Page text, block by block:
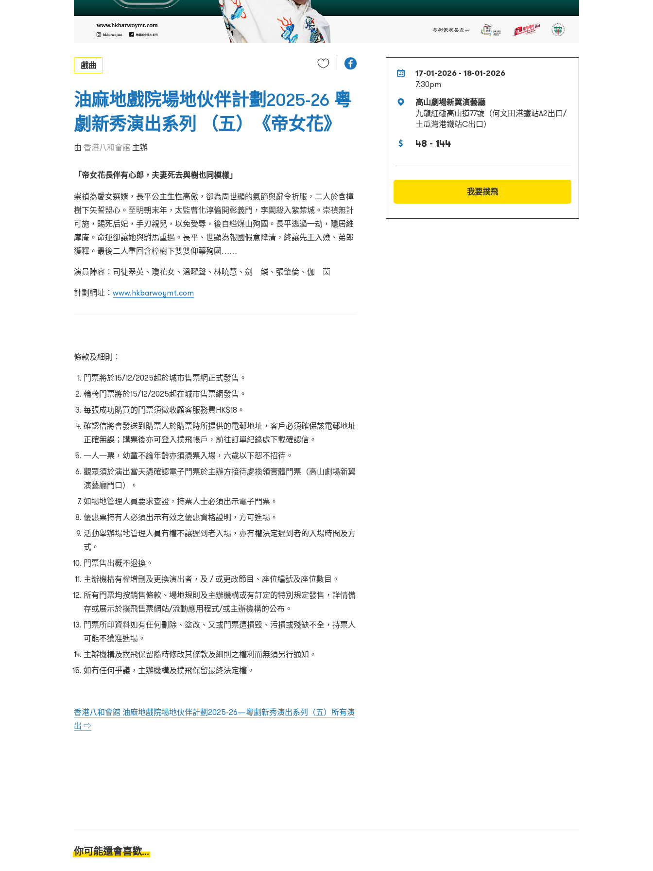
17-01-2026 - 18-01-2026
7:30pm
高山劇場新翼演藝廳
九龍紅磡高山道77號（何文田港鐵站A2出口/
土瓜灣港鐵站C出口）
48 - 144
我要撲飛
戲曲
油麻地戲院場地伙伴計劃2025-26 粵
劇新秀演出系列 （五）《帝女花》
由 香港八和會館 主辦
「帝女花長伴有心郎，夫妻死去與樹也同模樣」
崇禎為愛女選婿，長平公主生性高傲，卻為周世顯的氣節與辭令折服，二人於含樟
樹下矢誓盟心。至明朝末年，太監曹化淳偷開彰義門，李闖殺入紫禁城。崇禎無計
可施，賜死后妃，手刃親兒，以免受辱，後自縊煤山殉國。長平逃過一劫，隱居維
摩庵。命運卻讓她與駙馬重遇。長平、世顯為報國假意降清，終讓先王入殮、弟郎
獲釋。最後二人重回含樟樹下雙雙仰藥殉國……
演員陣容︰司徒翠英、瓊花女、溫曜聲、林曉慧、劍 麟、張肇倫、伽 茵
計劃網址： www.hkbarwoymt.com
條款及細則︰
門票將於15/12/2025起於城市售票網正式發售。
輪椅門票將於15/12/2025起在城市售票網發售。
每張成功購買的門票須徵收顧客服務費HK$18。
確認信將會發送到購票人於購票時所提供的電郵地址，客戶必須確保該電郵地址
正確無誤；購票後亦可登入撲飛帳戶，前往訂單紀錄處下載確認信。
一人一票，幼童不論年齡亦須憑票入場，六歲以下恕不招待。
觀眾須於演出當天憑確認電子門票於主辦方接待處換領實體門票（高山劇場新翼
演藝廳門口）。
如場地管理人員要求查證，持票人士必須出示電子門票。
優惠票持有人必須出示有效之優惠資格證明，方可進場。
活動舉辦場地管理人員有權不讓遲到者入場，亦有權決定遲到者的入場時間及方
式。
門票售出概不退換。
主辦機構有權增刪及更換演出者，及 / 或更改節目、座位編號及座位數目。
所有門票均按銷售條款、場地規則及主辦機構或有訂定的特別規定發售，詳情備
存或展示於撲飛售票網站/流動應用程式/或主辦機構的公布。
門票所印資料如有任何刪除、塗改、又或門票遭損毀、污損或殘缺不全，持票人
可能不獲准進場。
主辦機構及撲飛保留隨時修改其條款及細則之權利而無須另行通知。
如有任何爭議，主辦機構及撲飛保留最終決定權。
香港八和會館 油麻地戲院場地伙伴計劃2025-26—粵劇新秀演出系列（五）所有演
出 ⇨
你可能還會喜歡...